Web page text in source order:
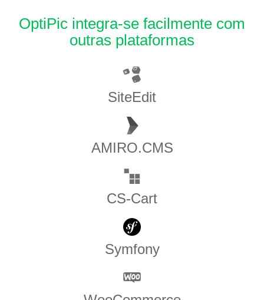
OptiPic integra-se facilmente com
outras plataformas
SiteEdit
AMIRO.CMS
CS-Cart
Symfony